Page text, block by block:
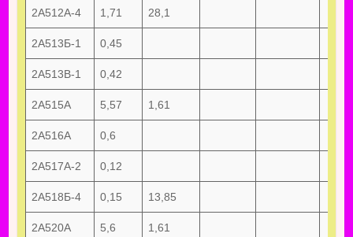
2А512А-4 1,71 28,1
2А513Б-1 0,45
2А513В-1 0,42
2А515А 5,57 1,61
2А516А 0,6
2А517А-2 0,12
2А518Б-4 0,15 13,85
2А520А 5,6 1,61